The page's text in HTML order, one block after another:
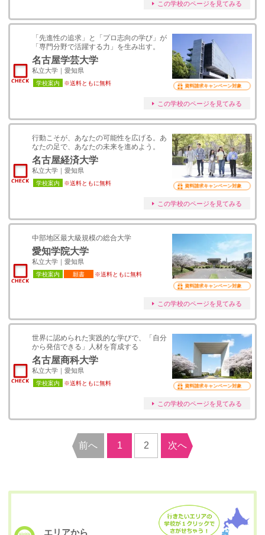
この学校のページを見てみる
「先進性の追求」と「プロ志向の学び」が
「専門分野で活躍する力」を生み出す。
名古屋学芸大学
私立大学｜愛知県
学校案内 ※送料ともに無料 資料請求キャンペーン対象
この学校のページを見てみる
行動こそが、あなたの可能性を広げる。あ
なたの足で、あなたの未来を進めよう。
名古屋経済大学
私立大学｜愛知県
学校案内 ※送料ともに無料 資料請求キャンペーン対象
この学校のページを見てみる
中部地区最大級規模の総合大学
愛知学院大学
私立大学｜愛知県
学校案内 願書 ※送料ともに無料
資料請求キャンペーン対象
この学校のページを見てみる
世界に認められた実践的な学びで、「自分
から発信できる」人材を育成する
名古屋商科大学
私立大学｜愛知県
学校案内 ※送料ともに無料 資料請求キャンペーン対象
この学校のページを見てみる
前へ 1 2 次へ
エリアから